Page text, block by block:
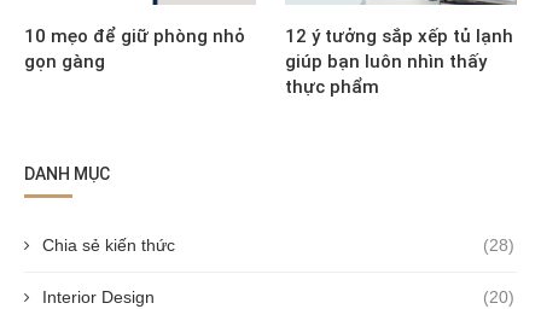
10 mẹo để giữ phòng nhỏ
gọn gàng
12 ý tưởng sắp xếp tủ lạnh
giúp bạn luôn nhìn thấy
thực phẩm
DANH MỤC
Chia sẻ kiến thức (28)
Interior Design (20)